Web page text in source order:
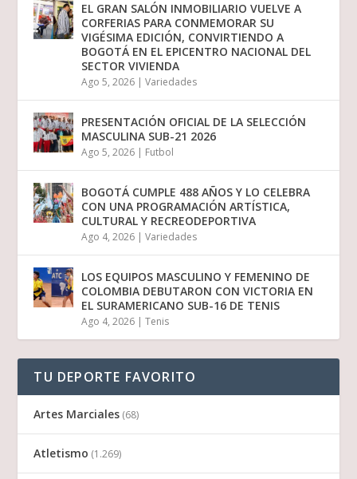
EL GRAN SALÓN INMOBILIARIO VUELVE A
CORFERIAS PARA CONMEMORAR SU
VIGÉSIMA EDICIÓN, CONVIRTIENDO A
BOGOTÁ EN EL EPICENTRO NACIONAL DEL
SECTOR VIVIENDA
Ago 5, 2026 |Variedades
PRESENTACIÓN OFICIAL DE LA SELECCIÓN
MASCULINA SUB-21 2026
Ago 5, 2026 | Futbol
BOGOTÁ CUMPLE 488 AÑOS Y LO CELEBRA
CON UNA PROGRAMACIÓN ARTÍSTICA,
CULTURAL Y RECREODEPORTIVA
Ago 4, 2026 |Variedades
LOS EQUIPOS MASCULINO Y FEMENINO DE
COLOMBIA DEBUTARON CON VICTORIA EN
EL SURAMERICANO SUB-16 DE TENIS
Ago 4, 2026 |Tenis
TU DEPORTE FAVORITO
Artes Marciales (68)
Atletismo (1.269)